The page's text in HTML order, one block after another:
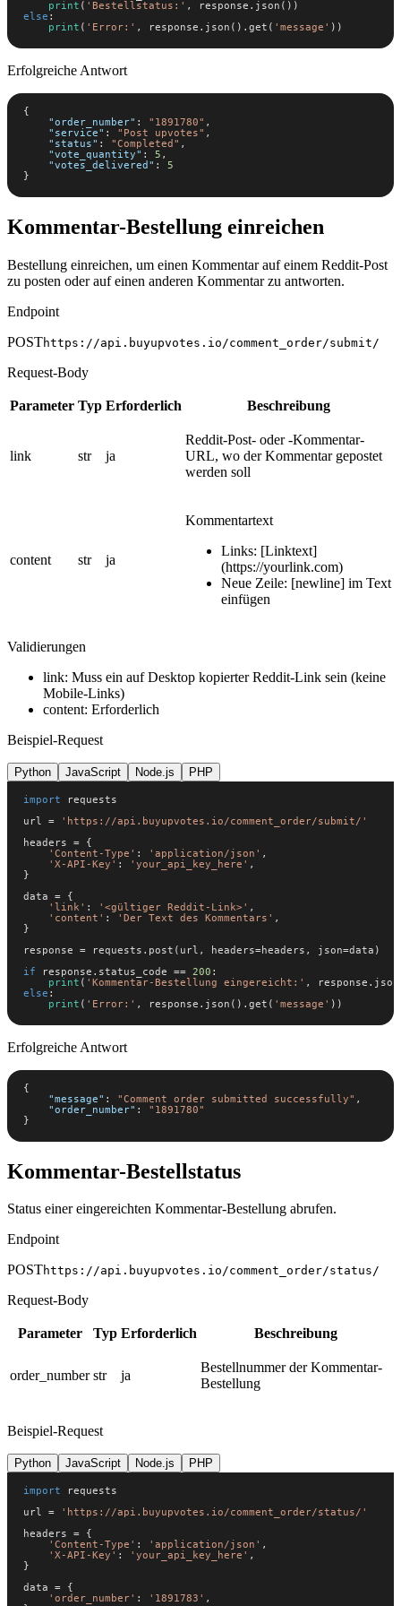
print ( 'Bestellstatus:'
else
print ( 'Error:' , response.json().get( 'message' ))
Erfolgreiche Antwort
"order_number" : "1891780"
"service" : "Post upvotes"
"status" : "Completed"
"vote_quantity" : 5
"votes_delivered" : 5
}
Kommentar-Bestellung einreichen
Bestellung einreichen, um einen Kommentar auf einem Reddit-Post
zu posten oder auf einen anderen Kommentar zu antworten.
Endpoint
POSThttps://api.buyupvotes.io/comment_order/submit/
Request-Body
Parameter Typ Erforderlich Beschreibung
link str ja
Reddit-Post- oder -Kommentar-
URL, wo der Kommentar gepostet
werden soll
content str ja
Kommentartext
Links: [Linktext]
(https://yourlink.com)
Neue Zeile: [newline] im Text
einfügen
Validierungen
link: Muss ein auf Desktop kopierter Reddit-Link sein (keine
Mobile-Links)
content: Erforderlich
Beispiel-Request
Python JavaScript Node.js PHP
import
url =
'https://api.buyupvotes.io/comment_order/submit/'
'Content-Type' : 'application/json'
'X-API-Key' : 'your_api_key_here'
'link' : '<gültiger Reddit-Link>'
'content' : 'Der Text des Kommentars'
if response.status_code == 200
print ( 'Kommentar-Bestellung eingereicht:'
else
print ( 'Error:' , response.json().get( 'message' ))
Erfolgreiche Antwort
"message" : "Comment order submitted successfully"
"order_number" : "1891780"
}
Kommentar-Bestellstatus
Status einer eingereichten Kommentar-Bestellung abrufen.
Endpoint
POSThttps://api.buyupvotes.io/comment_order/status/
Request-Body
Parameter Typ Erforderlich Beschreibung
order_number str ja
Bestellnummer der Kommentar-
Bestellung
Beispiel-Request
Python JavaScript Node.js PHP
import
url =
'https://api.buyupvotes.io/comment_order/status/'
'Content-Type' : 'application/json'
'X-API-Key' : 'your_api_key_here'
'order_number' : '1891783'